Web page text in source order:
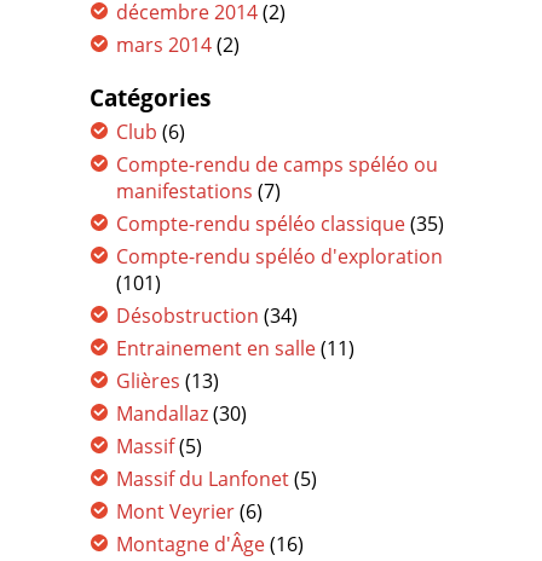
décembre 2014(2)
mars 2014(2)
Catégories
Club (6)
Compte-rendu de camps spéléo ou
manifestations (7)
Compte-rendu spéléo classique(35)
Compte-rendu spéléo d'exploration
(101)
Désobstruction (34)
Entrainement en salle(11)
Glières (13)
Mandallaz(30)
Massif(5)
Massif du Lanfonet(5)
Mont Veyrier(6)
Montagne d'Âge(16)